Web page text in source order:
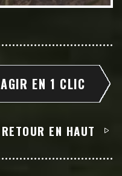
AGIR EN 1 CLIC
RETOUR EN HAUT